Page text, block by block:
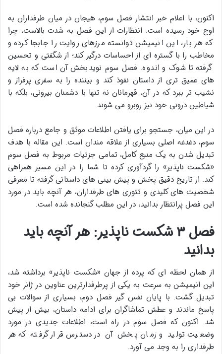
اکنون، با اعلام خبر انتشار فصل سوم، هیجان در میان طرفداران به
اوج خود رسیده است. انتظارات از این فصل به شدت بالاست، چرا
که هر بار، این انیمیشن توانسته مرزهای روایت را جابجا کرده و
مخاطب را با گستره ای از احساسات درگیر کند؛ از شگفتی و تحسین
گرفته تا شوک و اندوه. فصل سوم نویدبخش آن است که به لایه
های عمیق تری از داستان نفوذ کند و بیننده را به سفری پرفراز و
نشیب تر ببرد که در آن، قهرمانان نه تنها با دشمنان بیرونی، بلکه با
شیاطین درونی خود نیز روبرو می شوند.
در این میان، جستجو برای یافتن اطلاعات موثق و جامع درباره فصل
سوم، دغدغه اصلی بسیاری از علاقه مندان است. این مقاله با هدف
تبدیل شدن به یک منبع کامل، تمامی جزئیات مربوط به فصل سوم
«شکست ناپذیر» را گردآوری کرده تا شما را در این مسیر همراهی
کند. از تاریخ دقیق پخش و پیش بینی های داستانی گرفته تا معرفی
شخصیت های کلیدی و تئوری های طرفداران، هر آنچه باید در مورد
این فصل پرانتظار بدانید، در این مطلب گنجانده شده است.
فصل ۳ شکست ناپذیر: هر آنچه باید
بدانید
از همان لحظه ای که پرده از جهان «شکست ناپذیر» برداشته شد،
این انیمیشن به سرعت به یکی از پرطرفدارترین عناوین در ژانر خود
تبدیل گشت. با پایان نفس گیر فصل دوم، بسیاری از سوالات بی
پاسخ ماندند و عطش تماشاگران برای ادامه داستان، بیش از پیش
شد. اکنون که فصل سوم در راه است، اطلاعات جدیدی در مورد
وضعیت تولید و زمان پخش آن در دسترس قرار گرفته که هر
طرفداری را به وجد می آورد.